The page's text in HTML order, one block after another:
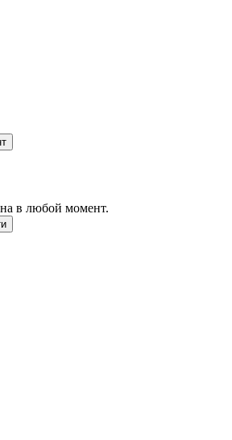
в любой момент.